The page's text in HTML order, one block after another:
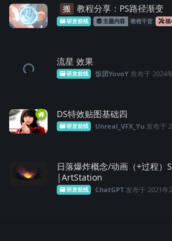
搬 教程分享：PS路径渐变
研发前线 主题内容 教程干货 核
流星 效果
研发前线 饭团YovoY 发布于2024
DS特效贴图基础四
研发前线 Unreal_VFX_Yu 发布于
日落爆炸概念/动画（+过程
|ArtStation
研发前线 ChatGPT 发布于2021年